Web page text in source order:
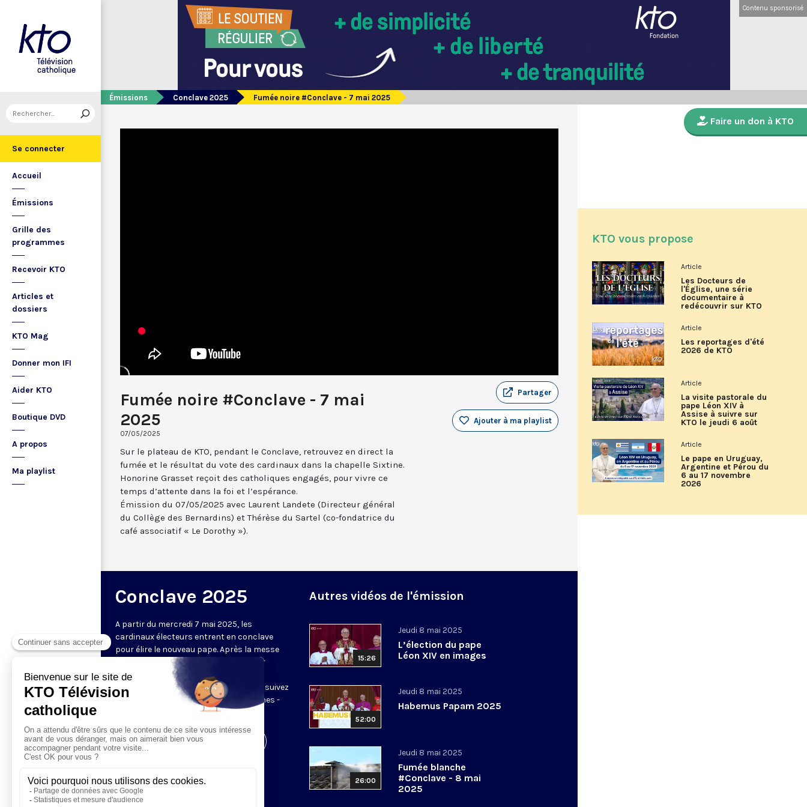
Se connecter
Accueil
Émissions
Grille des
programmes
Recevoir KTO
Articles et
dossiers
KTO Mag
Donner mon IFI
Aider KTO
Boutique DVD
A propos
Ma playlist
Contenu sponsorisé
Émissions Conclave 2025 Fumée noire #Conclave - 7 mai 2025
Fumée noire #Conclave - 7 mai
2025
07/05/2025
Partager
Ajouter à ma playlist
Sur le plateau de KTO, pendant le Conclave, retrouvez en direct la
fumée et le résultat du vote des cardinaux dans la chapelle Sixtine.
Honorine Grasset reçoit des catholiques engagés, pour vivre ce
temps d’attente dans la foi et l’espérance.
Émission du 07/05/2025 avec Laurent Landete (Directeur général
du Collège des Bernardins) et Thérèse du Sartel (co-fondatrice du
café associatif « Le Dorothy »).
Conclave 2025
A partir du mercredi 7 mai 2025, les
cardinaux électeurs entrent en conclave
pour élire le nouveau pape. Après la messe
Pro Eligendo Romano Pontifice (« pour
l’élection du pontife romain ») et la
procession jusqu'à la chapelle Sixtine, suivez
en direct les fumées - noires ou blanches -
résultats du vote des cardinaux.
Visiter la page de l'émission
Autres vidéos de l'émission
15:26
Jeudi 8 mai 2025
L’élection du pape
Léon XIV en images
52:00
Jeudi 8 mai 2025
Habemus Papam 2025
26:00
Jeudi 8 mai 2025
Fumée blanche
#Conclave - 8 mai
2025
Faire un don à KTO
KTO vous propose
Article
Les Docteurs de
l'Église, une série
documentaire à
redécouvrir sur KTO
Article
Les reportages d'été
2026 de KTO
Article
La visite pastorale du
pape Léon XIV à
Assise à suivre sur
KTO le jeudi 6 août
Article
Le pape en Uruguay,
Argentine et Pérou du
6 au 17 novembre
2026